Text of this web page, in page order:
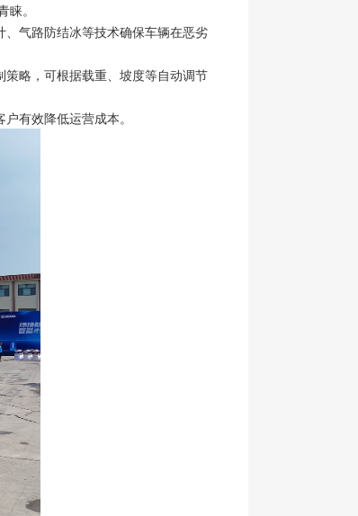
。
气路防结冰等技术确保车辆在恶劣
略，可根据载重、坡度等自动调节
有效降低运营成本。